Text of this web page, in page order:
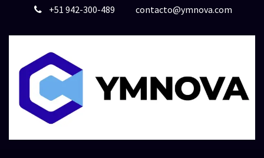
+51 942-300-489
contacto@ymnova.com